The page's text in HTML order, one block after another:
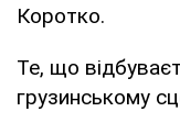
Коротко.
Те, що
грузинському